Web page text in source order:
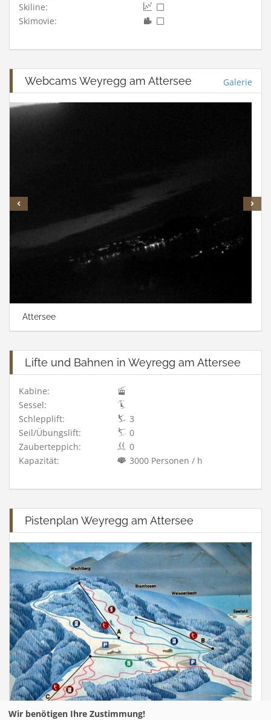
Skiline:
Skimovie:
Webcams Weyregg am Attersee Galerie
Attersee
Lifte und Bahnen in Weyregg am Attersee
Kabine:
Sessel:
Schlepplift:
3
Seil/Übungslift:
0
Zauberteppich:
0
Kapazität:
3000 Personen / h
Pistenplan Weyregg am Attersee
Wir benötigen Ihre Zustimmung!